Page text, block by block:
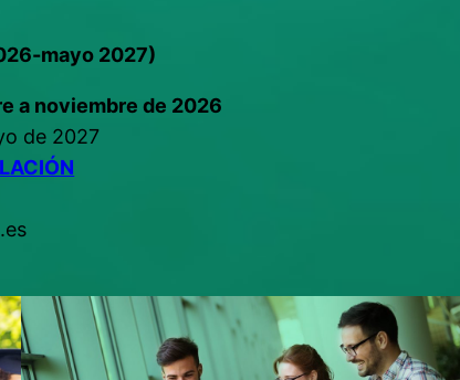
mayo 2027)
a noviembre de 2026
de 2027